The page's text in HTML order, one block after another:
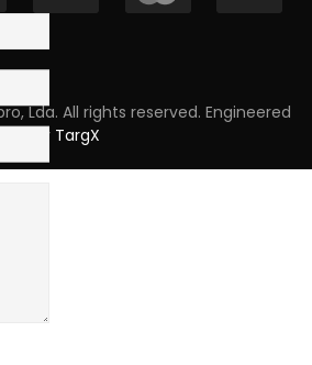
Lda. All rights reserved. Engineered
by TargX